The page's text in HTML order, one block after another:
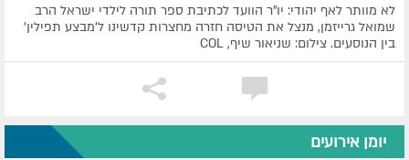
לא מוותר לאף יהודי: יו"ר הוועד לכתיבת ספר תורה לילדי ישראל הרב
שמואל גרייזמן, מנצל את הטיסה חזרה מחצרות קדשינו ל'מבצע תפילין'
בין הנוסעים. צילום: שניאור שיף, COL
יומן אירועים